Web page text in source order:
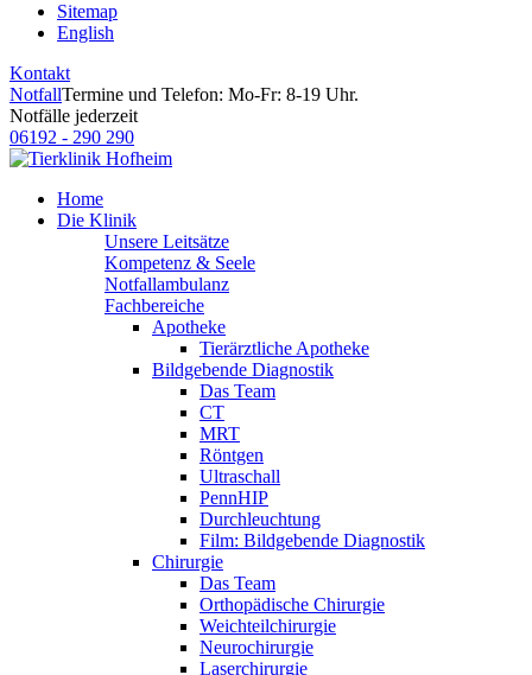
Sitemap
English
Kontakt
NotfallTermine und Telefon: Mo-Fr: 8-19 Uhr.
Notfälle jederzeit
06192 - 290 290
Home
Die Klinik
Unsere Leitsätze
Kompetenz & Seele
Notfallambulanz
Fachbereiche
Apotheke
Tierärztliche Apotheke
Bildgebende Diagnostik
Das Team
CT
MRT
Röntgen
Ultraschall
PennHIP
Durchleuchtung
Film: Bildgebende Diagnostik
Chirurgie
Das Team
Orthopädische Chirurgie
Weichteilchirurgie
Neurochirurgie
Laserchirurgie